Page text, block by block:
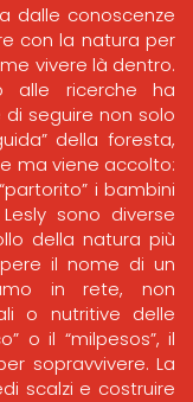
dalle conoscenze
con la natura per
vivere là dentro.
alle ricerche ha
seguire non solo
della foresta,
ma viene accolto:
i bambini
sono diverse
della natura più
il nome di un
in rete, non
o nutritive delle
o il “milpesos”, il
sopravvivere. La
scalzi e costruire